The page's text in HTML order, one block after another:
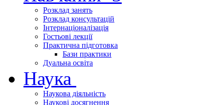
Розклад занять
Розклад консультацій
Інтернаціоналізація
Гостьові лекції
Практична підготовка
Бази практики
Дуальна освіта
Наука
Наукова діяльність
Наукові досягнення